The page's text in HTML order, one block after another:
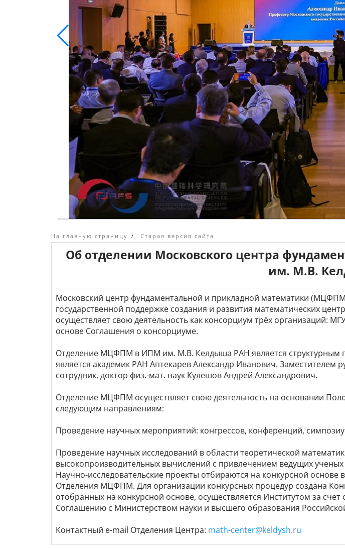
На главную страницу / Старая версия сайта
Об отделении Московского центра
им. М.В.
Московский центр фундаментальной и прикладной математики
государственной поддержке создания и развития математических
осуществляет свою деятельность как консорциум трёх
основе Соглашения о консорциуме.
Отделение МЦФПМ в ИПМ им. М.В. Келдыша РАН является структурным
является академик РАН Аптекарев Александр Иванович.
сотрудник, доктор физ.-мат. наук Кулешов Андрей Александрович.
Отделение МЦФПМ осуществляет свою деятельность на основании
следующим направлениям:
Проведение научных мероприятий: конгрессов, конференций,
Проведение научных исследований в области теоретической
Научно-исследовательские проекты отбираются на конкурсной
Отделения МЦФПМ. Для организации конкурсных процедур создана Конкурсная комиссия Отделения МЦФПМ. Финансирование проектов,
отобранных на конкурсной основе, осуществляется Институтом за
Соглашению с Министерством науки и высшего образования
Контактный e-mail Отделения Центра: math-center@keldysh.ru